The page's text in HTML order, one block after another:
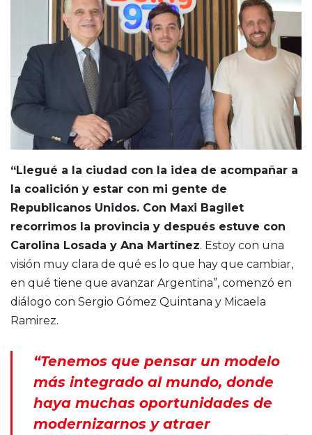
“Llegué a la ciudad con la idea de acompañar a
la coalición y estar con mi gente de
Republicanos Unidos. Con Maxi Bagilet
recorrimos la provincia y después estuve con
Carolina Losada y Ana Martínez. Estoy con una
visión muy clara de qué es lo que hay que cambiar,
en qué tiene que avanzar Argentina”, comenzó en
diálogo con Sergio Gómez Quintana y Micaela
Ramirez.
“Tenemos que pensar un modelo
más integrado al mundo, donde
haya muchas oportunidades de
modernizarnos y atraer